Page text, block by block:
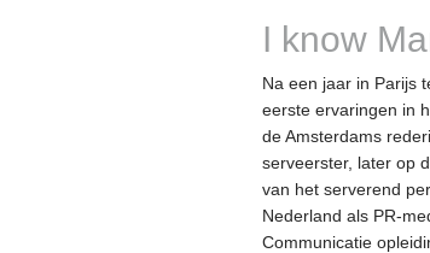
I know
Na een jaar in Parijs
eerste ervaringen in
de Amsterdams
serveerster, later op
van het serverend
Nederland als PR-
Communicatie